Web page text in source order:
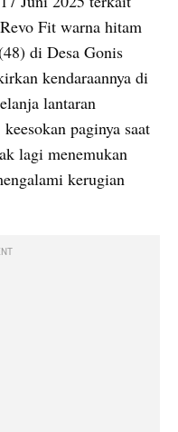
Fit warna hitam
di Desa Gonis
kendaraannya di
lantaran
paginya saat
lagi menemukan
kerugian